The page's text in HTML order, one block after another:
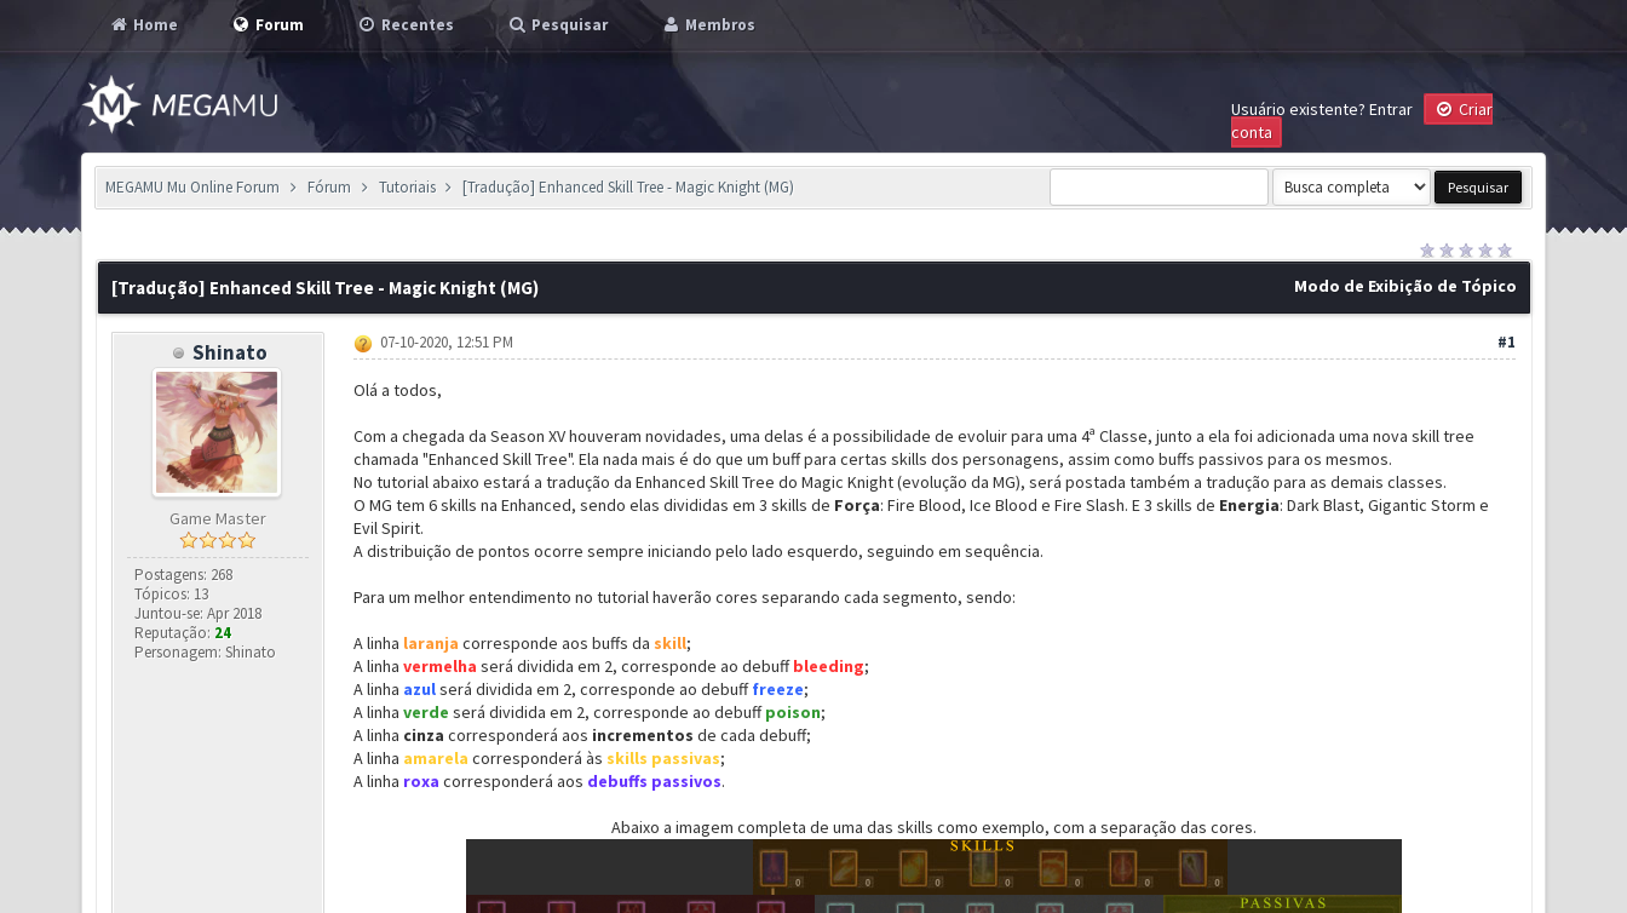
Home Forum Recentes Pesquisar Membros
Usuário existente? Entrar
Criar
conta
MEGAMU Mu Online Forum Fórum Tutoriais [Tradução] Enhanced Skill Tree - Magic Knight (MG)
Modo de Exibição de Tópico
[Tradução] Enhanced Skill Tree - Magic Knight (MG)
Shinato
Game Master
Postagens: 268
Tópicos: 13
Juntou-se: Apr 2018
Reputação: 24
Personagem: Shinato
#1
07-10-2020, 12:51 PM
Olá a todos,
Com a chegada da Season XV houveram novidades, uma delas é a possibilidade de evoluir para uma 4ª Classe, junto a ela foi adicionada uma nova skill tree
chamada "Enhanced Skill Tree". Ela nada mais é do que um buff para certas skills dos personagens, assim como buffs passivos para os mesmos.
No tutorial abaixo estará a tradução da Enhanced Skill Tree do Magic Knight (evolução da MG), será postada também a tradução para as demais classes.
O MG tem 6 skills na Enhanced, sendo elas divididas em 3 skills de Força: Fire Blood, Ice Blood e Fire Slash. E 3 skills de Energia: Dark Blast, Gigantic Storm e
Evil Spirit.
A distribuição de pontos ocorre sempre iniciando pelo lado esquerdo, seguindo em sequência.
Para um melhor entendimento no tutorial haverão cores separando cada segmento, sendo:
A linha laranja corresponde aos buffs da skill;
A linha vermelha será dividida em 2, corresponde ao debuffbleeding;
A linha azulserá dividida em 2, corresponde ao debufffreeze;
A linha verde será dividida em 2, corresponde ao debuffpoison;
A linha cinza corresponderá aos incrementos de cada debuff;
A linha amarela corresponderá às skills passivas;
A linha roxa corresponderá aos debuffs passivos.
Abaixo a imagem completa de uma das skills como exemplo, com a separação das cores.